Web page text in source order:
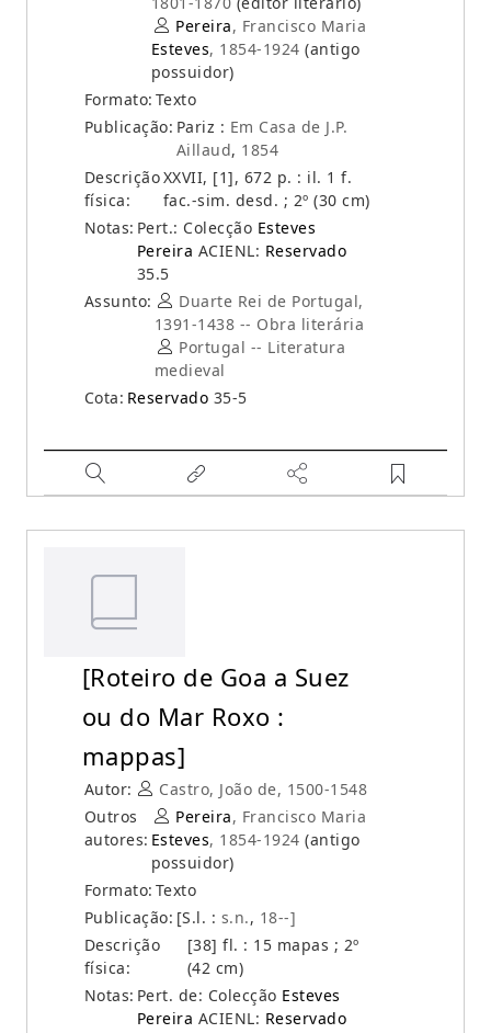
Pereira, Francisco Maria
Esteves, 1854-1924 (antigo
possuidor)
Formato: Texto
Publicação: Pariz : Em Casa de J.P.
Aillaud, 1854
Descrição
física:
XXVII, [1], 672 p. : il. 1 f.
fac.-sim. desd. ; 2º (30 cm)
Notas: Pert.: Colecção Esteves
Pereira ACIENL: Reservado
35.5
Assunto:
Duarte Rei de Portugal,
1391-1438 -- Obra literária
Portugal -- Literatura
medieval
Cota: Reservado 35-5
[Roteiro de Goa a Suez
ou do Mar Roxo :
mappas]
Autor:
Castro, João de, 1500-1548
Outros
autores:
Pereira, Francisco Maria
Esteves, 1854-1924 (antigo
possuidor)
Formato: Texto
Publicação: [S.l. : s.n., 18--]
Descrição
física:
[38] fl. : 15 mapas ; 2º
(42 cm)
Notas: Pert. de: Colecção Esteves
Pereira ACIENL: Reservado